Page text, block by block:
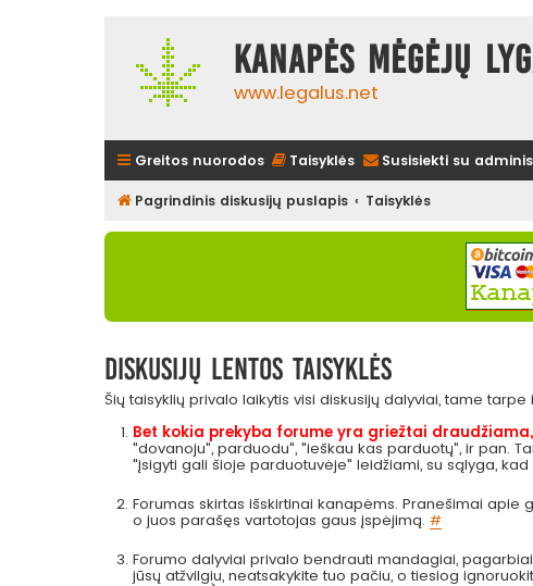
Kanapės mėgėjų
www.legalus.net
Greitos nuorodos Taisyklės Susisiekti su
Pagrindinis diskusijų puslapis Taisyklės
Diskusijų lentos taisyklės
Šių taisyklių privalo laikytis visi diskusijų dalyviai, tame
Bet kokia prekyba forume yra griežtai
"dovanoju", parduodu", "ieškau kas parduotų", ir pan.
"įsigyti gali šioje parduotuvėje" leidžiami, su sąlyga,
Forumas skirtas išskirtinai kanapėms. Pranešimai apie
o juos parašęs vartotojas gaus įspėjimą.#
Forumo dalyviai privalo bendrauti mandagiai,
jūsų atžvilgiu, neatsakykite tuo pačiu, o tiesiog